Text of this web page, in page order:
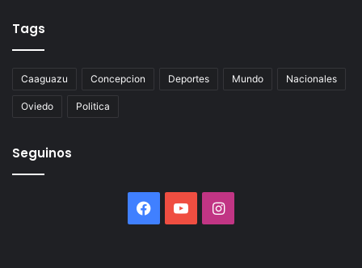
Tags
Caaguazu Concepcion Deportes Mundo Nacionales
Oviedo Politica
Seguinos
Facebook
YouTubeInstagram